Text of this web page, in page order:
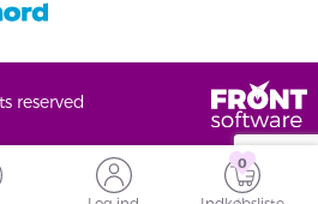
reserved
0